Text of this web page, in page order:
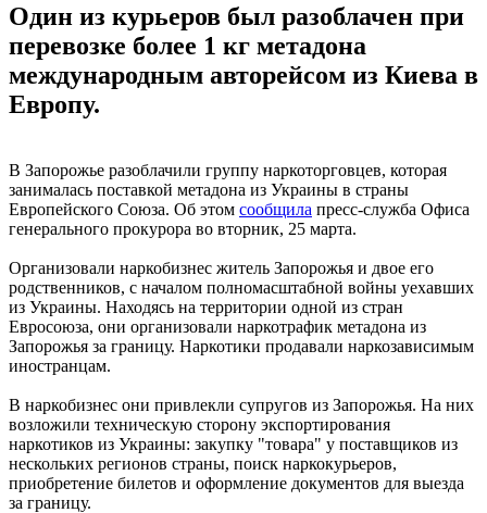
Один из курьеров был разоблачен при
перевозке более 1 кг метадона
международным авторейсом из Киева в
Европу.
В Запорожье разоблачили группу наркоторговцев, которая
занималась поставкой метадона из Украины в страны
Европейского Союза. Об этом сообщила пресс-служба Офиса
генерального прокурора во вторник, 25 марта.
Организовали наркобизнес житель Запорожья и двое его
родственников, с началом полномасштабной войны уехавших
из Украины. Находясь на территории одной из стран
Евросоюза, они организовали наркотрафик метадона из
Запорожья за границу. Наркотики продавали наркозависимым
иностранцам.
В наркобизнес они привлекли супругов из Запорожья. На них
возложили техническую сторону экспортирования
наркотиков из Украины: закупку "товара" у поставщиков из
нескольких регионов страны, поиск наркокурьеров,
приобретение билетов и оформление документов для выезда
за границу.